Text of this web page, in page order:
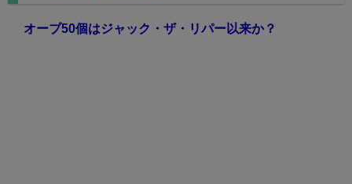
オーブ50個はジャック・ザ・リパー以来か？